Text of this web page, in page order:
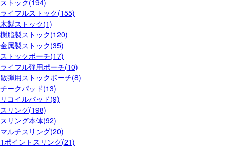
ストック(194)
ライフルストック(155)
木製ストック(1)
樹脂製ストック(120)
金属製ストック(35)
ストックポーチ(17)
ライフル弾用ポーチ(10)
散弾用ストックポーチ(8)
チークパッド(13)
リコイルパッド(9)
スリング(198)
スリング本体(92)
マルチスリング(20)
1ポイントスリング(21)